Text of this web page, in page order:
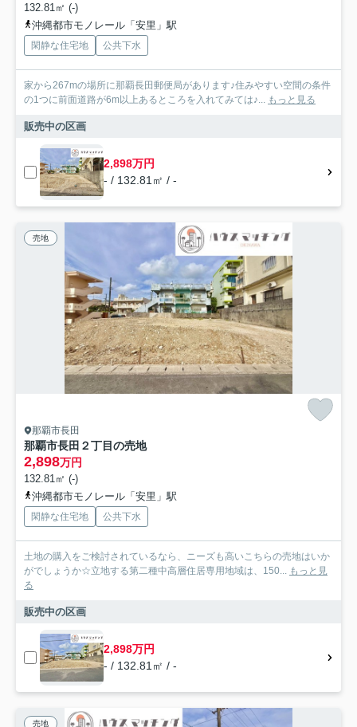
132.81㎡ (-)
沖縄都市モノレール「安里」駅
閑静な住宅地 公共下水
家から267mの場所に那覇長田郵便局があります♪住みやすい空間の条件
の1つに前面道路が6m以上あるところを入れてみては♪... もっと見る
販売中の区画
2,898万円
- / 132.81㎡ / -
売地
那覇市長田
那覇市長田２丁目の売地
2,898万円
132.81㎡ (-)
沖縄都市モノレール「安里」駅
閑静な住宅地 公共下水
土地の購入をご検討されているなら、ニーズも高いこちらの売地はいか
がでしょうか☆立地する第二種中高層住居専用地域は、150... もっと見
る
販売中の区画
2,898万円
- / 132.81㎡ / -
売地